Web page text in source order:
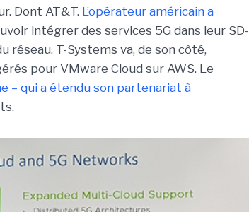
Dont AT&T. L’opérateur américain a
intégrer des services 5G dans leur SD-
réseau. T-Systems va, de son côté,
pour VMware Cloud sur AWS. Le
– qui a étendu son partenariat à